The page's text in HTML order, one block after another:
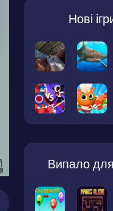
Нові
Випало